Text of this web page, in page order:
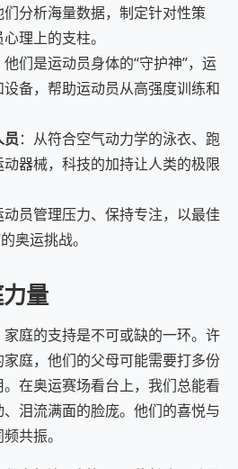
们分析海量数据，制定针对性策
理上的支柱。
他们是运动员身体的“守护神”，运
备，帮助运动员从高强度训练和
员：从符合空气动力学的泳衣、跑
器械，科技的加持让人类的极限
动员管理压力、保持专注，以最佳
奥运挑战。
量
庭的支持是不可或缺的一环。许
庭，他们的父母可能需要打多份
在奥运赛场看台上，我们总能看
泪流满面的脸庞。他们的喜悦与
共振。